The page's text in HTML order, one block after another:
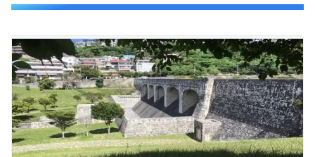
駐車場
金城ダム管理所（展示室）
ダムカードの配布場所
散歩コース
金城ダムの特徴
金城ダム 施設情報